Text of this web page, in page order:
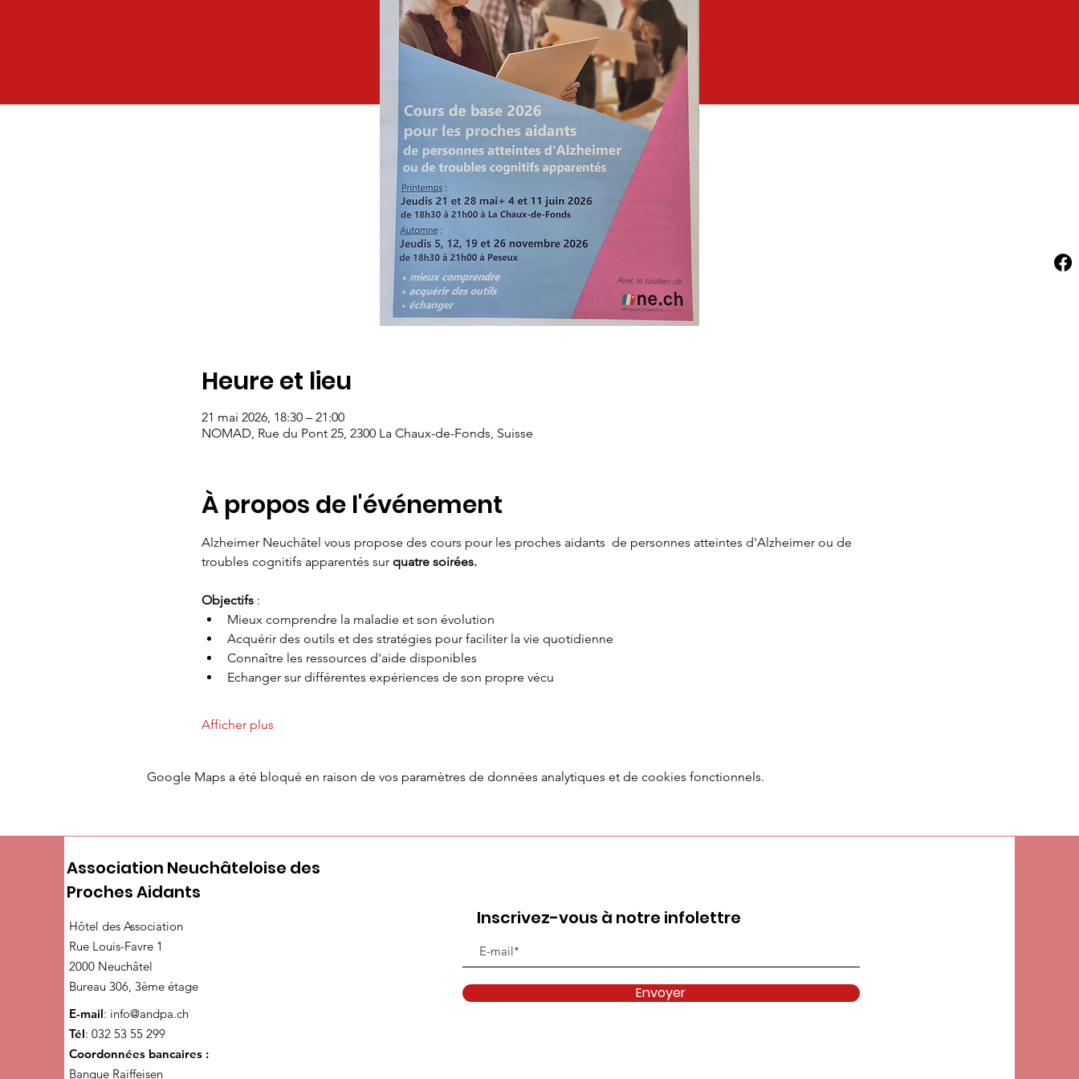
Heure et lieu
21 mai 2026, 18:30 – 21:00
NOMAD, Rue du Pont 25, 2300 La Chaux-de-Fonds, Suisse
À propos de l'événement
Alzheimer Neuchâtel vous propose des cours pour les proches aidants  de personnes atteintes d'Alzheimer ou de
troubles cognitifs apparentés sur quatre soirées.
Objectifs :
Mieux comprendre la maladie et son évolution
Acquérir des outils et des stratégies pour faciliter la vie quotidienne
Connaître les ressources d'aide disponibles
Echanger sur différentes expériences de son propre vécu
Afficher plus
Google Maps a été bloqué en raison de vos paramètres de données analytiques et de cookies fonctionnels.
Association Neuchâteloise des
Proches Aidants
Hôtel des Association
Rue Louis-Favre 1
2000 Neuchâtel
Bureau 306, 3ème étage
E-mail: info@andpa.ch
Tél: 032 53 55 299
Coordonnées bancaires :
Banque Raiffeisen
Inscrivez-vous à notre infolettre
Envoyer